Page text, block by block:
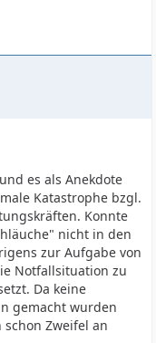
es als Anekdote
Katastrophe bzgl.
Konnte
nicht in den
zur Aufgabe von
Notfallsituation zu
Da keine
gemacht wurden
Zweifel an